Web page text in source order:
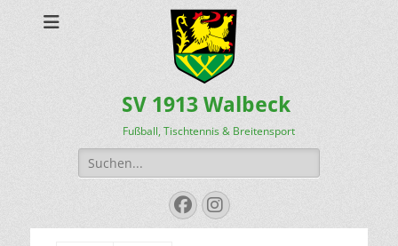
SV 1913 Walbeck
Fußball, Tischtennis & Breitensport
Suchen
nach:
Facebook
Instagram